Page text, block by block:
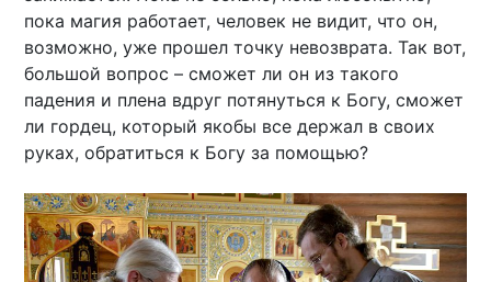
пока магия работает, человек не видит, что он,
возможно, уже прошел точку невозврата. Так вот,
большой вопрос – сможет ли он из такого
падения и плена вдруг потянуться к Богу, сможет
ли гордец, который якобы все держал в своих
руках, обратиться к Богу за помощью?